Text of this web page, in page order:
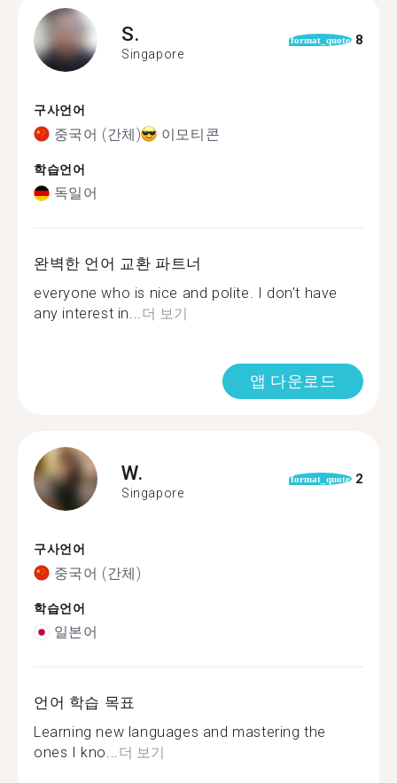
S.
Singapore
format_quote 8
구사언어
중국어 (간체) 이모티콘
학습언어
독일어
완벽한 언어 교환 파트너
everyone who is nice and polite. I don’t have
any interest in...더 보기
앱 다운로드
W.
Singapore
format_quote 2
구사언어
중국어 (간체)
학습언어
일본어
언어 학습 목표
Learning new languages and mastering the
ones I kno...더 보기